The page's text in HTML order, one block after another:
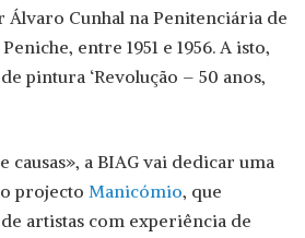
Álvaro Cunhal na Penitenciária de
entre 1951 e 1956. A isto,
pintura ‘Revolução – 50 anos,
causas», a BIAG vai dedicar uma
projecto Manicómio, que
artistas com experiência de